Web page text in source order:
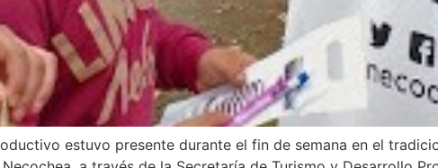
estuvo presente durante el fin de semana en el